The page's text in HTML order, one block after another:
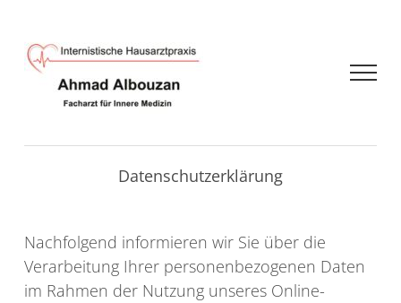
springen
Datenschutzerklärung
Nachfolgend informieren wir Sie über die
Verarbeitung Ihrer personenbezogenen Daten
im Rahmen der Nutzung unseres Online-